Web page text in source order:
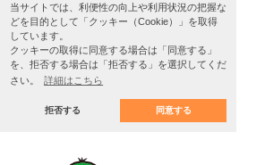
当サイトでは、利便性の向上や利用状況の把握な
どを目的として「クッキー（Cookie）」を取得
しています。
クッキーの取得に同意する場合は「同意する」
を、拒否する場合は「拒否する」を選択してくだ
さい。
詳細はこちら
拒否する 同意する